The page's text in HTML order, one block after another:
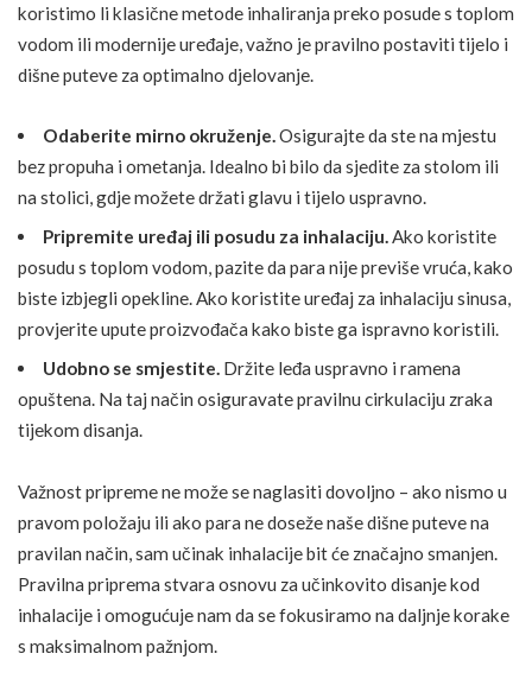
koristimo li klasične metode inhaliranja preko posude s toplom
vodom ili modernije uređaje, važno je pravilno postaviti tijelo i
dišne puteve za optimalno djelovanje.
Odaberite mirno okruženje.Osigurajte da ste na mjestu
bez propuha i ometanja. Idealno bi bilo da sjedite za stolom ili
na stolici, gdje možete držati glavu i tijelo uspravno.
Pripremite uređaj ili posudu za inhalaciju.Ako koristite
posudu s toplom vodom, pazite da para nije previše vruća, kako
biste izbjegli opekline. Ako koristite uređaj za inhalaciju sinusa,
provjerite upute proizvođača kako biste ga ispravno koristili.
Udobno se smjestite. Držite leđa uspravno i ramena
opuštena. Na taj način osiguravate pravilnu cirkulaciju zraka
tijekom disanja.
Važnost pripreme ne može se naglasiti dovoljno – ako nismo u
pravom položaju ili ako para ne doseže naše dišne puteve na
pravilan način, sam učinak inhalacije bit će značajno smanjen.
Pravilna priprema stvara osnovu za učinkovito disanje kod
inhalacije i omogućuje nam da se fokusiramo na daljnje korake
s maksimalnom pažnjom.